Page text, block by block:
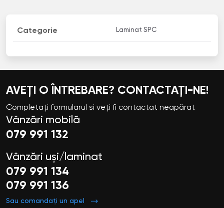
Categorie Laminat SPC
AVEȚI O ÎNTREBARE? CONTACTAȚI-NE!
Completați formularul si veți fi contactat neapărat
Vânzări mobilă
079 991 132
Vânzări uși/laminat
079 991 134
079 991 136
Sau comandați un apel